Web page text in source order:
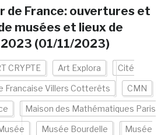
de France: ouvertures et
musées et lieux de
(01/11/2023)
CRYPTE Art Explora Cité
Francaise Villers Cotterêts CMN
Maison des Mathématiques Paris
Musée Bourdelle Musée